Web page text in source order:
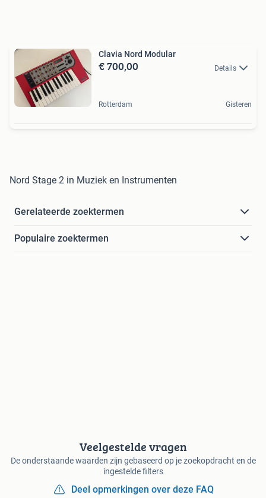
Clavia Nord Modular
€ 700,00 Details
Rotterdam Gisteren
Nord Stage 2 in Muziek en Instrumenten
Gerelateerde zoektermen
Populaire zoektermen
Veelgestelde vragen
De onderstaande waarden zijn gebaseerd op je zoekopdracht en de
ingestelde filters
Deel opmerkingen over deze FAQ